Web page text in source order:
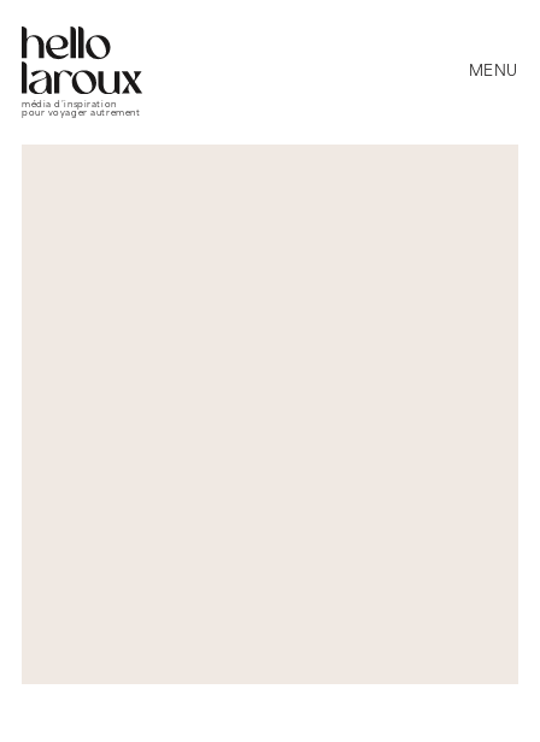
média d’inspiration
pour voyager autrement
MENU